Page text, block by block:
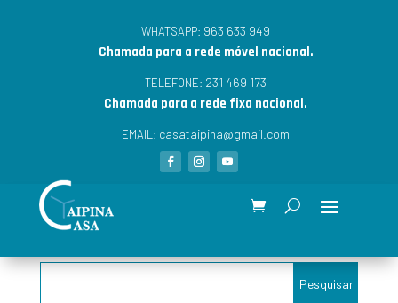
WHATSAPP: 963 633 949
Chamada para a rede móvel nacional.
TELEFONE: 231 469 173
Chamada para a rede fixa nacional.
EMAIL: casataipina@gmail.com